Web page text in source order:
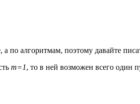
по алгоритмам, поэтому давайте
m=1, то в ней возможен всего один